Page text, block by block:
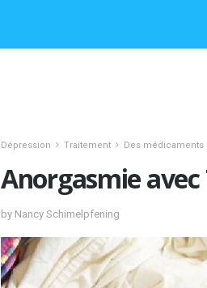
Dépression Traitement Des médicaments
Anorgasmie
by Nancy Schimelpfening